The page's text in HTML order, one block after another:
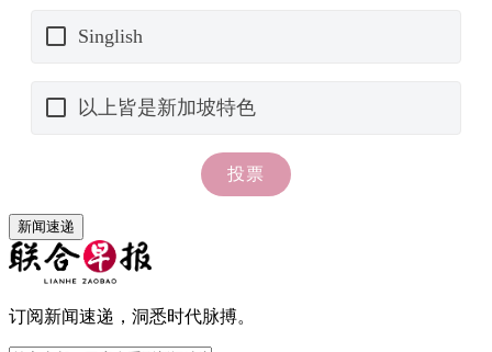
新闻速递
订阅新闻速递，洞悉时代脉搏。